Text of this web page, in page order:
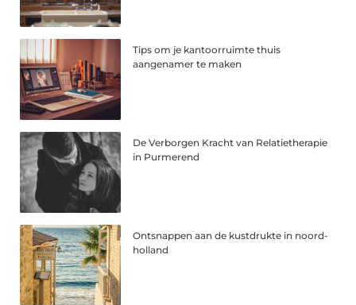
Tips om je kantoorruimte thuis
aangenamer te maken
De Verborgen Kracht van Relatietherapie
in Purmerend
Ontsnappen aan de kustdrukte in noord-
holland